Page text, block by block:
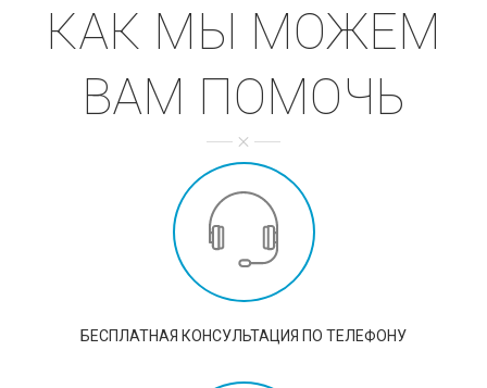
КАК МЫ МОЖЕМ
ВАМ ПОМОЧЬ
БЕСПЛАТНАЯ КОНСУЛЬТАЦИЯ ПО ТЕЛЕФОНУ